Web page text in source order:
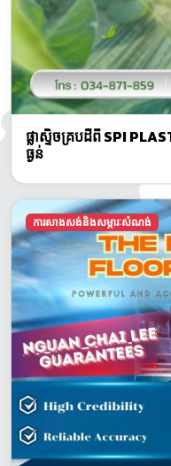
ផ្លាស្ទិចគ្របដីពី SPI
ធ្ងន់
ការសាងសង់និងសម្ភារៈសំណង់